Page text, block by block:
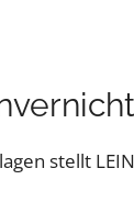
stellt